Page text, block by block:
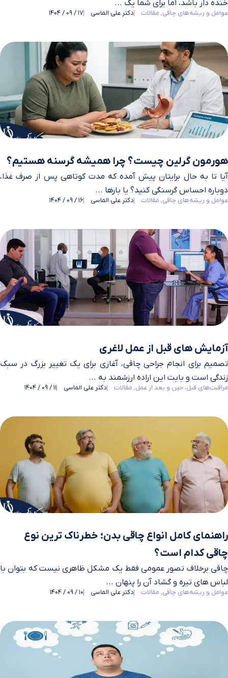
خنده‌ دار باشد، اما برای شما یک ...
عوامل و ریشه‌های چاقی مقالات دکتر علی الماسی 17 / 09 / 1404
هورمون گرلین چیست؟ چرا همیشه گرسنه هستیم؟
آیا تا به حال برایتان پیش آمده که مدت کوتاهی پس از صرف غذا،
دوباره احساس گرسنگی کنید؟ یا بارها ...
عوامل و ریشه‌های چاقی مقالات دکتر علی الماسی 16 / 09 / 1404
آزمایش های قبل از عمل لاغری
تصمیم برای انجام جراحی چاقی، آغازی برای یک تغییر بزرگ در سبک
زندگی است و بابت این اراده ارزشمند به ...
مراقبت‌های قبل، حین و بعد از عمل مقالات دکتر علی الماسی 11 / 09 / 1404
راهنمای کامل انواع چاقی بدن؛ خطرناک ترین نوع
چاقی کدام است؟
چاقی برخلاف تصور عمومی فقط یک مشکل ظاهری نیست که بتوان با
لباس‌ های تیره و گشاد آن را پنهان ...
عوامل و ریشه‌های چاقی مقالات دکتر علی الماسی 10 / 09 / 1404